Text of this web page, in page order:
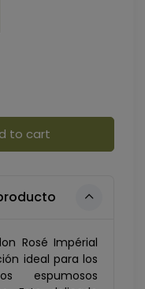
to cart
Rosé Impérial
ideal para los
espumosos